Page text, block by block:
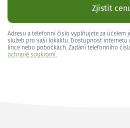
Zjistit
Adresu a telefonní číslo vyplňujete za účelem
služeb pro vaši lokalitu. Dostupnost internetu
lince nebo pobočkách. Zadání telefonního
ochraně soukromí.